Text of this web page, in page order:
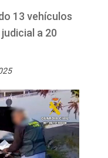
13 vehículos
a 20